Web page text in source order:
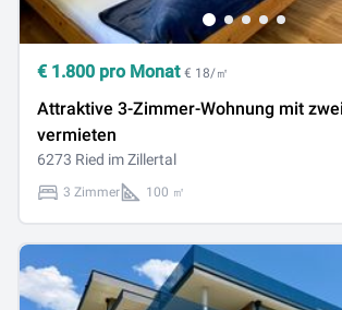
€ 1.800 pro Monat € 18/㎡
Attraktive 3-Zimmer-Wohnung mit
vermieten
6273 Ried im Zillertal
3 Zimmer 100 ㎡